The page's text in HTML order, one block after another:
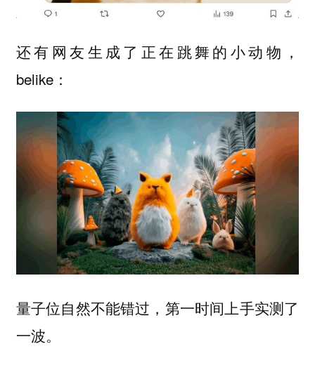
还有网友生成了正在跳舞的小动物，
belike：
量子位自然不能错过，第一时间上手实测了
一波。